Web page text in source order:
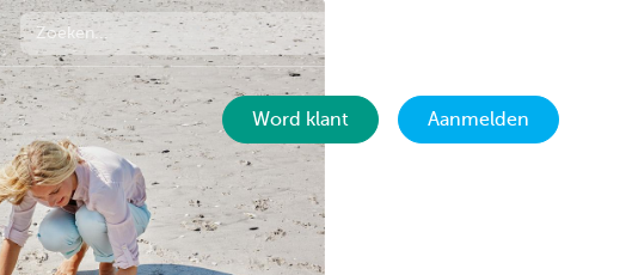
Word klant Aanmelden